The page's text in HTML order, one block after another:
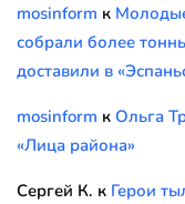
mosinform к
собрали более
доставили в
mosinform к Ольга
«Лица района»
Сергей К. к Герои